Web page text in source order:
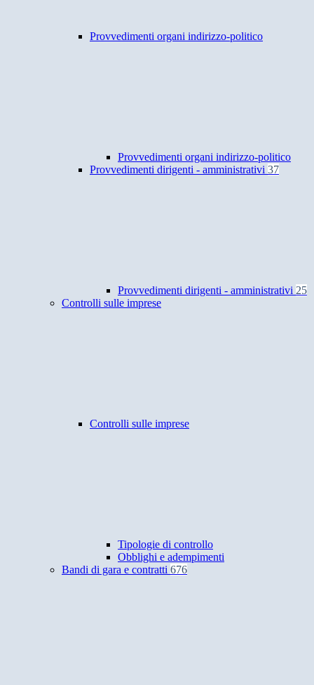
Provvedimenti organi indirizzo-politico
Provvedimenti organi indirizzo-politico
Provvedimenti dirigenti - amministrativi 37
Provvedimenti dirigenti - amministrativi 25
Controlli sulle imprese
Controlli sulle imprese
Tipologie di controllo
Obblighi e adempimenti
Bandi di gara e contratti 676